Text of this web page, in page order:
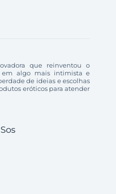
que reinventou o
em algo mais intimista e
de ideias e escolhas
eróticos para atender